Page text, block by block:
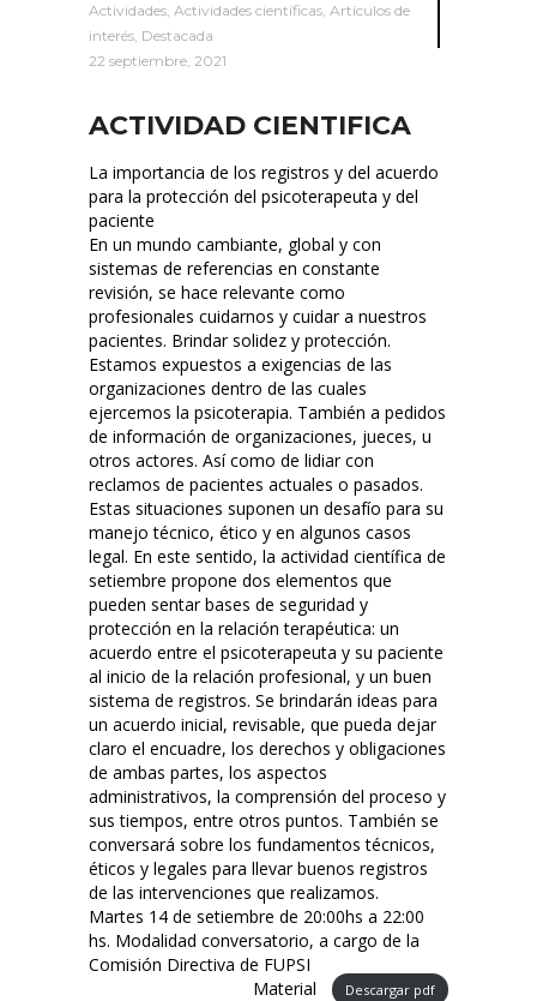
Actividades, Actividades científicas, Artículos de
interés, Destacada
22 septiembre, 2021
ACTIVIDAD CIENTIFICA
La importancia de los registros y del acuerdo
para la protección del psicoterapeuta y del
paciente
En un mundo cambiante, global y con
sistemas de referencias en constante
revisión, se hace relevante como
profesionales cuidarnos y cuidar a nuestros
pacientes. Brindar solidez y protección.
Estamos expuestos a exigencias de las
organizaciones dentro de las cuales
ejercemos la psicoterapia. También a pedidos
de información de organizaciones, jueces, u
otros actores. Así como de lidiar con
reclamos de pacientes actuales o pasados.
Estas situaciones suponen un desafío para su
manejo técnico, ético y en algunos casos
legal. En este sentido, la actividad científica de
setiembre propone dos elementos que
pueden sentar bases de seguridad y
protección en la relación terapéutica: un
acuerdo entre el psicoterapeuta y su paciente
al inicio de la relación profesional, y un buen
sistema de registros. Se brindarán ideas para
un acuerdo inicial, revisable, que pueda dejar
claro el encuadre, los derechos y obligaciones
de ambas partes, los aspectos
administrativos, la comprensión del proceso y
sus tiempos, entre otros puntos. También se
conversará sobre los fundamentos técnicos,
éticos y legales para llevar buenos registros
de las intervenciones que realizamos.
Martes 14 de setiembre de 20:00hs a 22:00
hs. Modalidad conversatorio, a cargo de la
Comisión Directiva de FUPSI
Material
Descargar pdf